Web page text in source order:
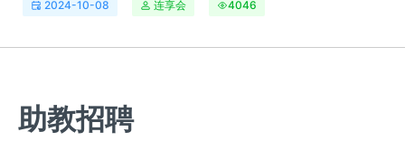
2024-10-08 连享会 4046
助教招聘